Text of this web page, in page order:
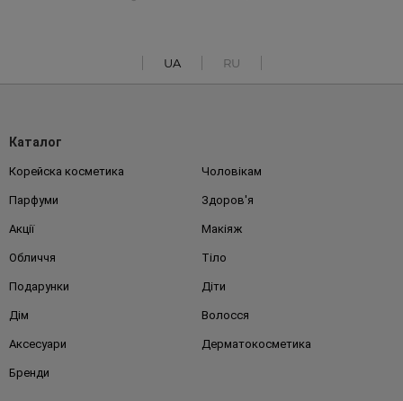
UA RU
Каталог
Корейска косметика Чоловікам
Парфуми Здоров'я
Акції Макіяж
Обличчя Тіло
Подарунки Діти
Дім Волосся
Аксесуари Дерматокосметика
Бренди